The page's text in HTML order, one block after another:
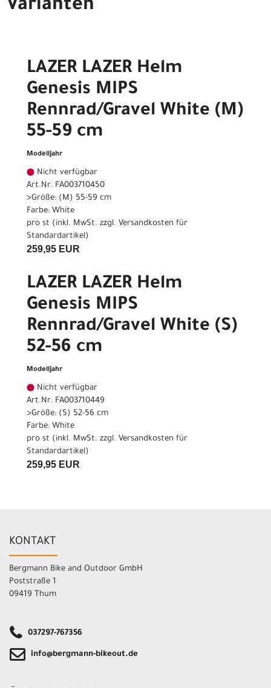
Varianten
LAZER LAZER Helm
Genesis MIPS
Rennrad/Gravel White (M)
55-59 cm
Modelljahr
Nicht verfügbar
Art.Nr. FA003710450
>Größe: (M) 55-59 cm
Farbe: White
pro st (inkl. MwSt. zzgl. Versandkosten für
Standardartikel)
259,95 EUR
LAZER LAZER Helm
Genesis MIPS
Rennrad/Gravel White (S)
52-56 cm
Modelljahr
Nicht verfügbar
Art.Nr. FA003710449
>Größe: (S) 52-56 cm
Farbe: White
pro st (inkl. MwSt. zzgl. Versandkosten für
Standardartikel)
259,95 EUR
KONTAKT
Bergmann Bike and Outdoor GmbH
Poststraße 1
09419 Thum
037297-767356
info@bergmann-bikeout.de